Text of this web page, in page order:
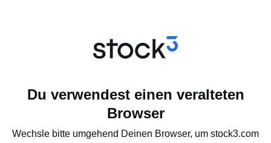
Du verwendest einen veralteten
Browser
Wechsle bitte umgehend Deinen Browser, um stock3.com